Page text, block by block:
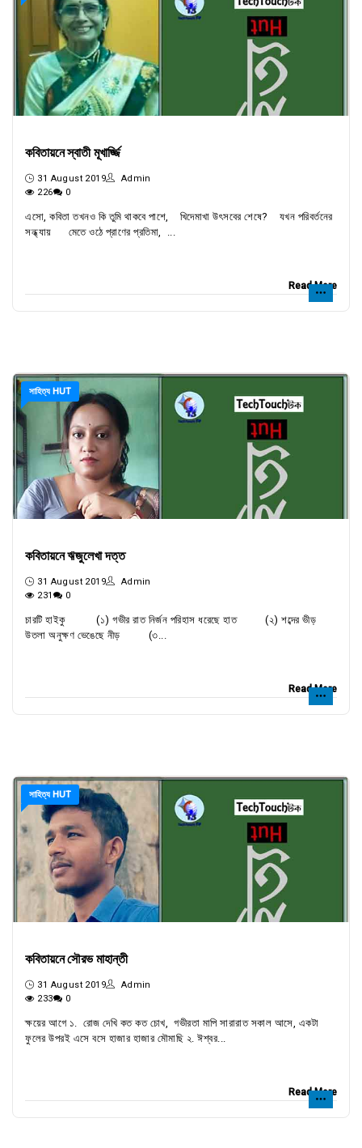
কবিতায়নে স্বাতী মূখার্জ্জি
31 August 2019
Admin
226
0
এসো, কবিতা তখনও কি তুমি থাকবে পাশে, খিদেমাখা উৎসবের শেষে? যখন পরিবর্তনের
সন্ধ্যায় মেতে ওঠে প্রাণের প্রতিমা, ...
Read More
সাহিত্য HUT
কবিতায়নে ঋজুলেখা দত্ত
31 August 2019
Admin
231
0
চারটি হাইকু (১) গভীর রাত নির্জন পরিহাস ধরেছে হাত (২) শব্দের ভীড়
উতলা অনুক্ষণ ভেঙেছে নীড় (৩...
Read More
সাহিত্য HUT
কবিতায়নে সৌরভ মাহান্তী
31 August 2019
Admin
233
0
ক্ষয়ের আগে ১. রোজ দেখি কত কত চোখ, গভীরতা মাপি সারারাত সকাল আসে, একটা
ফুলের উপরই এসে বসে হাজার হাজার মৌমাছি ২. ঈশ্বর...
Read More